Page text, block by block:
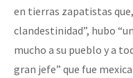
en tierras zapatistas
clandestinidad”, hubo
mucho a su pueblo y a
gran jefe” que fue